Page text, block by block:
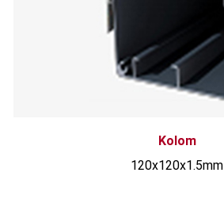
Kolom
120x120x1.5mm